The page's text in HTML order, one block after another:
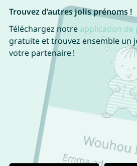
Trouvez d’autres jolis prénoms !
Téléchargez notre application de
gratuite et trouvez ensemble un
votre partenaire !